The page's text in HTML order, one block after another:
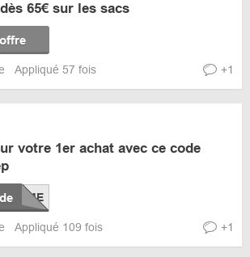
65€ sur les sacs
Appliqué 57 fois +1
votre 1er achat avec ce code
Appliqué 109 fois +1